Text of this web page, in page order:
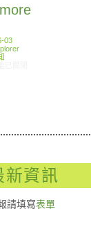
03
新資訊
請填寫表單